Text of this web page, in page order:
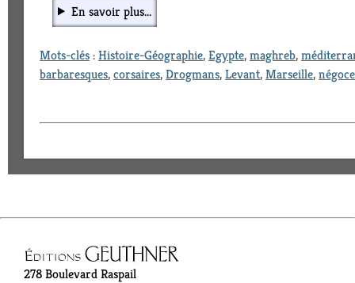
En savoir plus...
Mots-clés:Histoire-Géographie,Egypte,maghreb,
barbaresques,corsaires,Drogmans,Levant,Marseille,négoce
278 Boulevard Raspail